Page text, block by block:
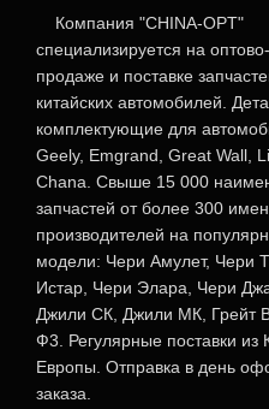
Компания "CHINA-OPT"
специализируется на
продаже и поставке
китайских автомобилей.
комплектующие для
Geely, Emgrand, Great Wall,
Chana. Свыше 15 000
запчастей от более 300
производителей на
модели: Чери Амулет, Чери
Истар, Чери Элара, Чери
Джили СК, Джили МК, Грейт
Ф3. Регулярные поставки из
Европы. Отправка в день
заказа.